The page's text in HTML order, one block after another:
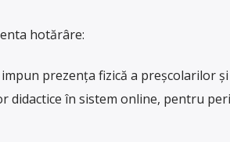
hotărâre:
prezenţa fizică a preşcolarilor şi
didactice în sistem online, pentru